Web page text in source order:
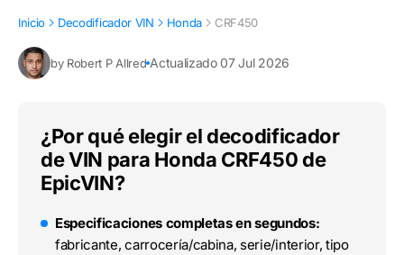
Inicio Decodificador VIN Honda CRF450
by Robert P Allred Actualizado 07 Jul 2026
¿Por qué elegir el decodificador
de VIN para Honda CRF450 de
EpicVIN?
Especificaciones completas en segundos:
fabricante, carrocería/cabina, serie/interior, tipo